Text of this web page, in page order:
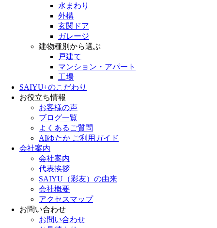
水まわり
外構
玄関ドア
ガレージ
建物種別から選ぶ
戸建て
マンション・アパート
工場
SAIYU+のこだわり
お役立ち情報
お客様の声
ブログ一覧
よくあるご質問
AIゆたか ご利用ガイド
会社案内
会社案内
代表挨拶
SAIYU（彩友）の由来
会社概要
アクセスマップ
お問い合わせ
お問い合わせ